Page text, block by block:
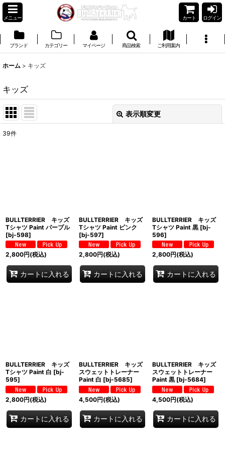
メニュー カート ログイン
ブランド カテゴリー マイページ 商品検索 ご利用案内
ホーム > キッズ
キッズ
表示順変更
39件
BULLTERRIER キッズ
Tシャツ Paint パープル
[bj-598]
2,800円(税込)
カートに入れる
BULLTERRIER キッズ
Tシャツ Paint ピンク
[bj-597]
2,800円(税込)
カートに入れる
BULLTERRIER キッズ
Tシャツ Paint 黒 [bj-
596]
2,800円(税込)
カートに入れる
BULLTERRIER キッズ
Tシャツ Paint 白 [bj-
595]
2,800円(税込)
カートに入れる
BULLTERRIER キッズ
スウェットトレーナー
Paint 白 [bj-5685]
4,500円(税込)
カートに入れる
BULLTERRIER キッズ
スウェットトレーナー
Paint 黒 [bj-5684]
4,500円(税込)
カートに入れる